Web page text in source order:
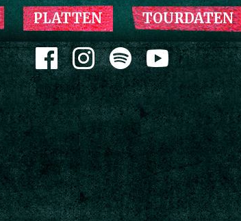
Zum Inhalt springen
PLATTEN TOURDATEN
Zum Inhalt springen